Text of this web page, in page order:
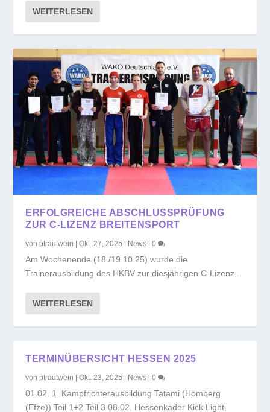
WEITERLESEN
ERFOLGREICHE ABSCHLUSSPRÜFUNG
ZUR C-LIZENZ BREITENSPORT
vonptrautwein |Okt. 27, 2025 News |0
Am Wochenende (18./19.10.25) wurde die
Trainerausbildung des HKBV zur diesjährigen C-Lizenz...
WEITERLESEN
TERMINÜBERSICHT HESSEN 2025
vonptrautwein |Okt. 23, 2025 News |0
01.02. 1. Kampfrichterausbildung Tatami (Homberg
(Efze)) Teil 1+2 Teil 3 08.02. Hessenkader Kick Light,